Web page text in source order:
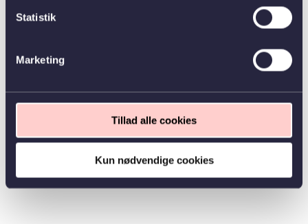
Statistik
Marketing
Tillad alle cookies
Kun nødvendige cookies